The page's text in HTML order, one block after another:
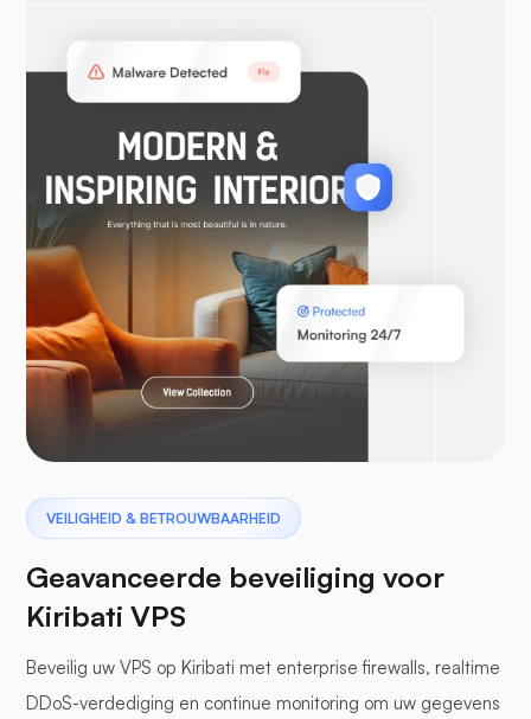
WooCommerce
Laravel
Pterodactyl
bufferpanelen
VEILIGHEID & BETROUWBAARHEID
Geavanceerde beveiliging voor
Kiribati VPS
Beveilig uw VPS op Kiribati met enterprise firewalls, realtime
DDoS-verdediging en continue monitoring om uw gegevens